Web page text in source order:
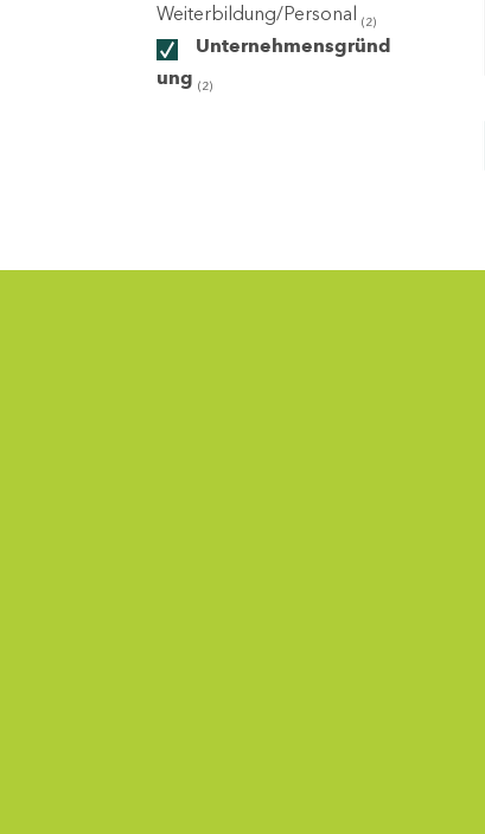
Weiterbildung/Personal (2)
Unternehmensgründ
ung (2)